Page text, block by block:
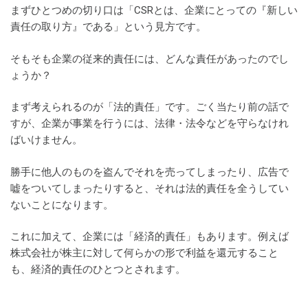
まずひとつめの切り口は「CSRとは、企業にとっての『新しい
責任の取り方』である」という見方です。
そもそも企業の従来的責任には、どんな責任があったのでし
ょうか？
まず考えられるのが「法的責任」です。ごく当たり前の話で
すが、企業が事業を行うには、法律・法令などを守らなけれ
ばいけません。
勝手に他人のものを盗んでそれを売ってしまったり、広告で
嘘をついてしまったりすると、それは法的責任を全うしてい
ないことになります。
これに加えて、企業には「経済的責任」もあります。例えば
株式会社が株主に対して何らかの形で利益を還元すること
も、経済的責任のひとつとされます。